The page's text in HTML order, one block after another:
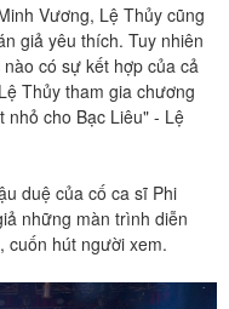
Vương, Lệ Thủy cũng
giả yêu thích. Tuy nhiên
có sự kết hợp của cả
Thủy tham gia chương
nhỏ cho Bạc Liêu" - Lệ
duệ của cố ca sĩ Phi
những màn trình diễn
cuốn hút người xem.